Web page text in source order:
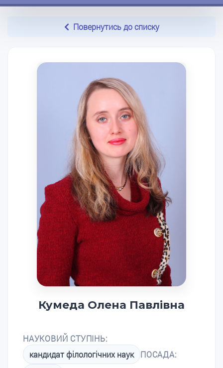
Повернутись до списку
Кумеда Олена Павлівна
НАУКОВИЙ СТУПІНЬ:
кандидат філологічних наук
ПОСАДА: